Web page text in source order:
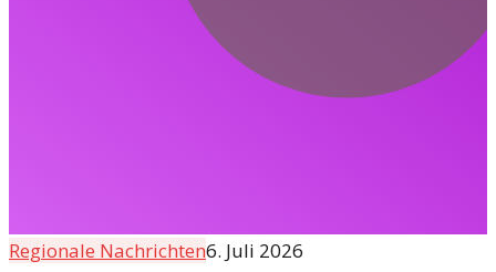
Regionale Nachrichten6. Juli 2026